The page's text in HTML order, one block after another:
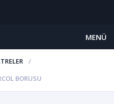
MENÜ
BORUSU